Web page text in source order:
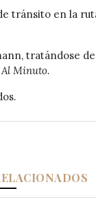
tránsito en la
tratándose
Minuto.